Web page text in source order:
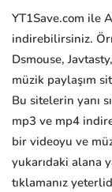
YT1Save.com ile
indirebilirsiniz.
Dsmouse,
müzik paylaşım
Bu sitelerin yanı
mp3 ve mp4
bir videoyu ve
yukarıdaki alana
tıklamanız